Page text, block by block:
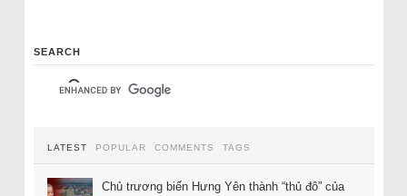
SEARCH
LATEST POPULAR COMMENTS TAGS
Chủ trương biến Hưng Yên thành “thủ đô” của